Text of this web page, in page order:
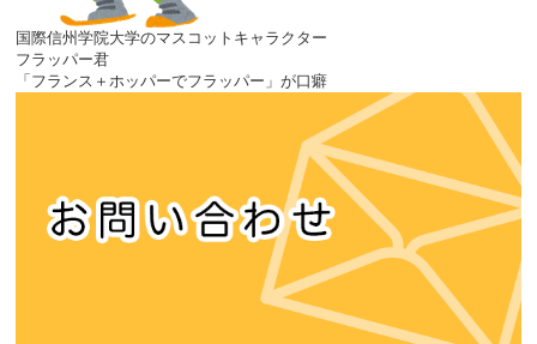
国際信州学院大学のマスコットキャラクター
フラッパー君
「フランス＋ホッパーでフラッパー」が口癖